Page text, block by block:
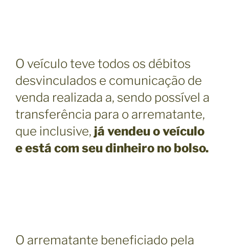
O veículo teve todos os débitos
desvinculados e comunicação de
venda realizada a, sendo possível a
transferência para o arrematante,
que inclusive, já vendeu o veículo
e está com seu dinheiro no bolso.
O arrematante beneficiado pela